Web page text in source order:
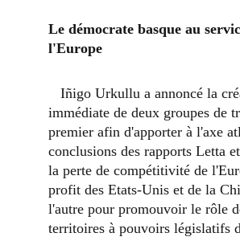
Le démocrate basque au
l'Europe
immédiate de deux groupes de
premier afin d'apporter à l'axe
conclusions des rapports Letta
la perte de compétitivité de
profit des Etats-Unis et de la
l'autre pour promouvoir le rôle
territoires à pouvoirs législatifs